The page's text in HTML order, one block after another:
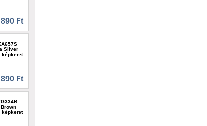
890 Ft
Silver
képkeret
890 Ft
képkeret